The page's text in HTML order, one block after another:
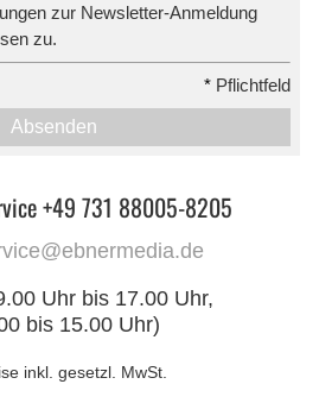
zur Newsletter-Anmeldung
zu.
* Pflichtfeld
Absenden
+49 731 88005-8205
Uhr bis 17.00 Uhr,
bis 15.00 Uhr)
inkl. gesetzl. MwSt.